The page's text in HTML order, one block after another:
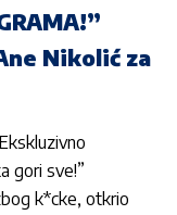
Nikolić za
gori sve!”
k*cke, otkrio